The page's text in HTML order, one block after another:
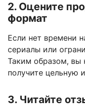
2. Оцените
формат
Если нет времени
сериалы или
Таким образом, вы
получите цельную
3. Читайте